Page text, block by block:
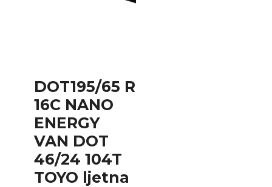
DOT195/65 R
16C NANO
ENERGY
VAN DOT
46/24 104T
TOYO ljetna